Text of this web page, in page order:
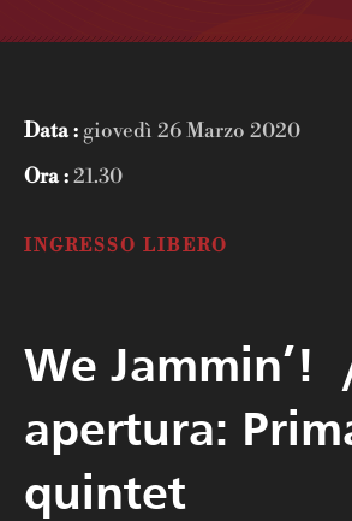
Data :giovedì 26 Marzo 2020
Ora :21.30
INGRESSO LIBERO
We Jammin’!
apertura:
quintet